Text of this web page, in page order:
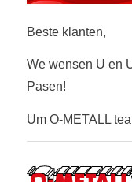
Beste klanten,
We wensen U en
Pasen!
Um O-METALL